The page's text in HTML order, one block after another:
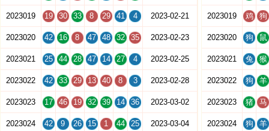
2023019 19 30 33 8 29 41 4 2023-02-21
2023020 42 16 8 47 48 32 35 2023-02-23
2023021 25 44 28 47 14 27 4 2023-02-25
2023022 42 33 29 13 40 8 3 2023-02-28
2023023 17 46 19 32 39 14 36 2023-03-02
2023024 42 9 26 15 1 44 25 2023-03-04
2023019 鸡 狗
2023020 狗 鼠
2023021 兔 猴
2023022 狗 羊
2023023 猪 马
2023024 狗 羊